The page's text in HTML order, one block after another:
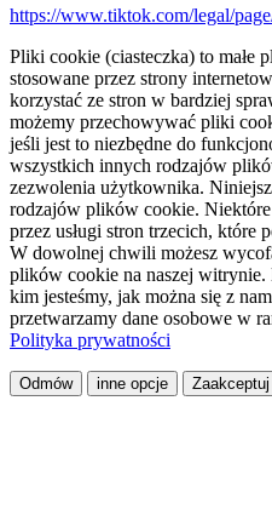
https://www.tiktok.com/legal/
Pliki cookie (ciasteczka) to małe
stosowane przez strony
korzystać ze stron w bardziej
możemy przechowywać pliki
jeśli jest to niezbędne do
wszystkich innych rodzajów
zezwolenia użytkownika.
rodzajów plików cookie.
przez usługi stron trzecich, które
W dowolnej chwili możesz
plików cookie na naszej witrynie.
kim jesteśmy, jak można się z
przetwarzamy dane osobowe w
Polityka prywatności
Odmów inne opcje